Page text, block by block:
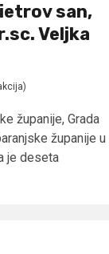
san,
Veljka
županije, Grada
županije u
je deseta